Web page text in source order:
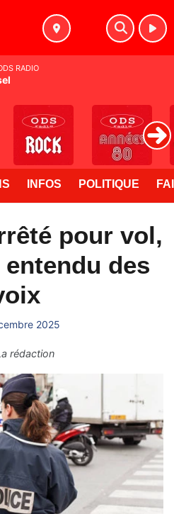
INFOS POLITIQUE
pour vol,
des
2025
rédaction
RADIO